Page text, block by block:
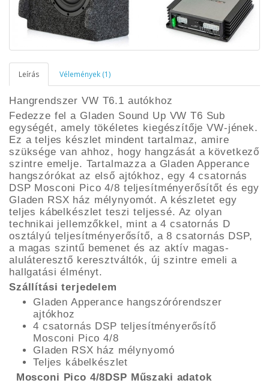
Leírás Vélemények (1)
Hangrendszer VW T6.1 autókhoz
Fedezze fel a Gladen Sound Up VW T6 Sub
egységét, amely tökéletes kiegészítője VW-jének.
Ez a teljes készlet mindent tartalmaz, amire
szüksége van ahhoz, hogy hangzását a következő
szintre emelje. Tartalmazza a Gladen Apperance
hangszórókat az első ajtókhoz, egy 4 csatornás
DSP Mosconi Pico 4/8 teljesítményerősítőt és egy
Gladen RSX ház mélynyomót. A készletet egy
teljes kábelkészlet teszi teljessé. Az olyan
technikai jellemzőkkel, mint a 4 csatornás D
osztályú teljesítményerősítő, a 8 csatornás DSP,
a magas szintű bemenet és az aktív magas-
aluláteresztő keresztváltók, új szintre emeli a
hallgatási élményt.
Szállítási terjedelem
Gladen Apperance hangszórórendszer
ajtókhoz
4 csatornás DSP teljesítményerősítő
Mosconi Pico 4/8
Gladen RSX ház mélynyomó
Teljes kábelkészlet
Mosconi Pico 4/8DSP Műszaki adatok